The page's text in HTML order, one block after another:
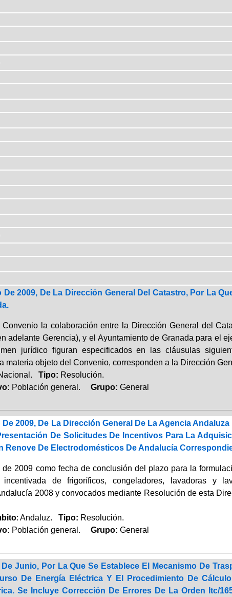
De 2009, De La Dirección General Del Catastro, Por La
la colaboración entre la Dirección General del
adelante Gerencia), y el Ayuntamiento de Granada para el
jurídico figuran especificados en las cláusulas
materia objeto del Convenio, corresponden a la Dirección
Tipo: Resolución.
Población general. Grupo: General
2009, De La Dirección General De La Agencia
De Solicitudes De Incentivos Para La
Renove De Electrodomésticos De Andalucía
2009 como fecha de conclusión del plazo para la
de frigoríficos, congeladores, lavadoras y
2008 y convocados mediante Resolución de esta
: Andaluz. Tipo: Resolución.
Población general. Grupo: General
Junio, Por La Que Se Establece El Mecanismo De
De Energía Eléctrica Y El Procedimiento De
Se Incluye Corrección De Errores De La Orden Itc/